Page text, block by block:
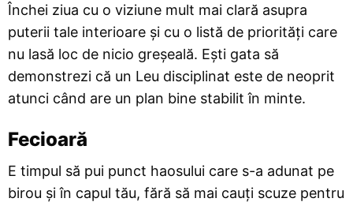
Închei ziua cu o viziune mult mai clară asupra
puterii tale interioare și cu o listă de priorități care
nu lasă loc de nicio greșeală. Ești gata să
demonstrezi că un Leu disciplinat este de neoprit
atunci când are un plan bine stabilit în minte.
Fecioară
E timpul să pui punct haosului care s-a adunat pe
birou și în capul tău, fără să mai cauți scuze pentru